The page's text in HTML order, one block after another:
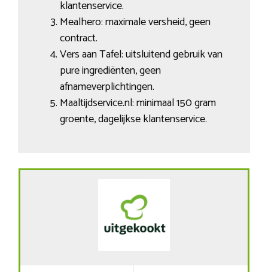
klantenservice.
Mealhero: maximale versheid, geen
contract.
Vers aan Tafel: uitsluitend gebruik van
pure ingrediënten, geen
afnameverplichtingen.
Maaltijdservice.nl: minimaal 150 gram
groente, dagelijkse klantenservice.